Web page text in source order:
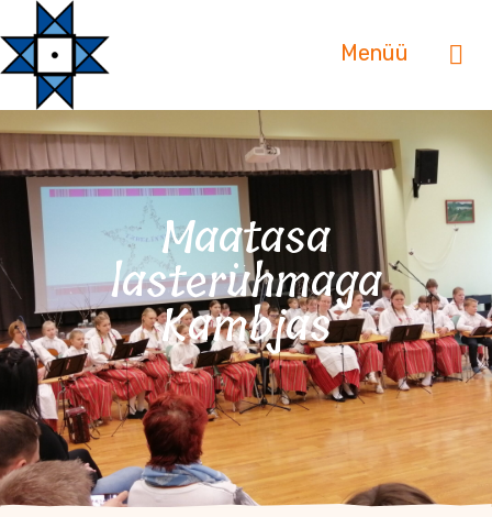
Menüü
Maatasa
lasterühmaga
Kambjas